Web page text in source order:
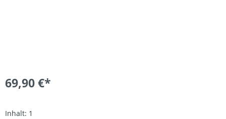
69,90 €*
Inhalt: 1